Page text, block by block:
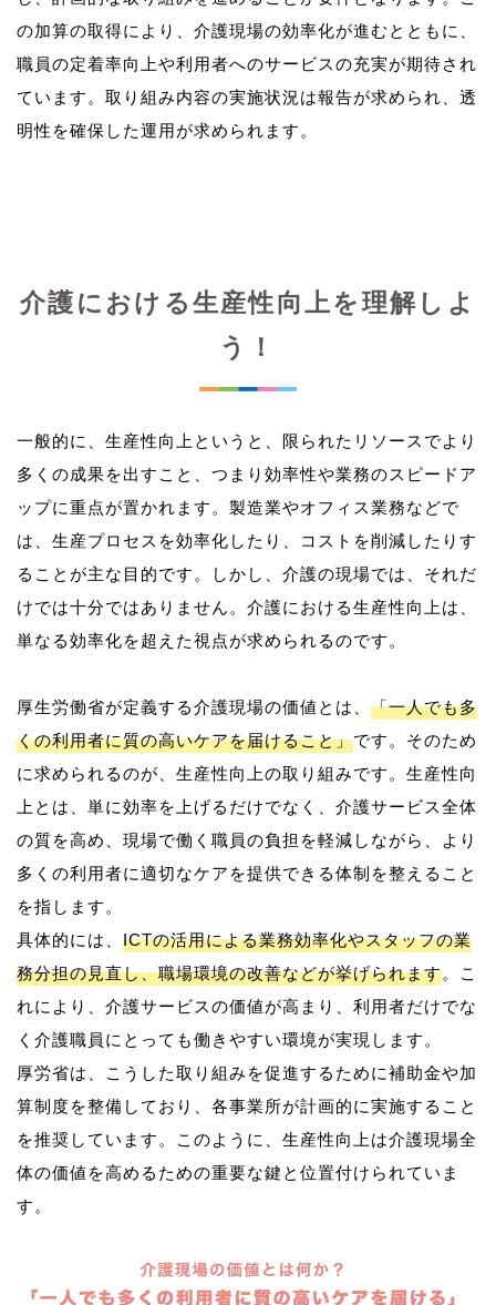
の加算の取得により、介護現場の効率化が進むとともに、
職員の定着率向上や利用者へのサービスの充実が期待され
ています。取り組み内容の実施状況は報告が求められ、透
介護における生産性向上を理解しよ
う！
一般的に、生産性向上というと、限られたリソースでより
多くの成果を出すこと、つまり効率性や業務のスピードア
ップに重点が置かれます。製造業やオフィス業務などで
は、生産プロセスを効率化したり、コストを削減したりす
ることが主な目的です。しかし、介護の現場では、それだ
けでは十分ではありません。介護における生産性向上は、
単なる効率化を超えた視点が求められるのです。
厚生労働省が定義する介護現場の価値とは、 「一人でも多
くの利用者に質の高いケアを届けること」です。そのため
に求められるのが、生産性向上の取り組みです。生産性向
上とは、単に効率を上げるだけでなく、介護サービス全体
の質を高め、現場で働く職員の負担を軽減しながら、より
多くの利用者に適切なケアを提供できる体制を整えること
を指します。
具体的には、 ICTの活用による業務効率化やスタッフの業
務分担の見直し、職場環境の改善などが挙げられます。こ
れにより、介護サービスの価値が高まり、利用者だけでな
く介護職員にとっても働きやすい環境が実現します。
厚労省は、こうした取り組みを促進するために補助金や加
算制度を整備しており、各事業所が計画的に実施すること
を推奨しています。このように、生産性向上は介護現場全
体の価値を高めるための重要な鍵と位置付けられていま